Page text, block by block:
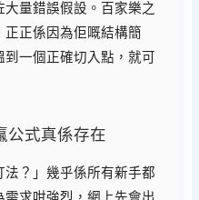
量錯誤假設。百家樂之
正係因為佢嘅結構簡
一個正確切入點，就可
公式真係存在
法？」幾乎係所有新手都